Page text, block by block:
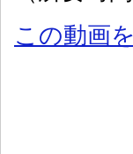
この動画